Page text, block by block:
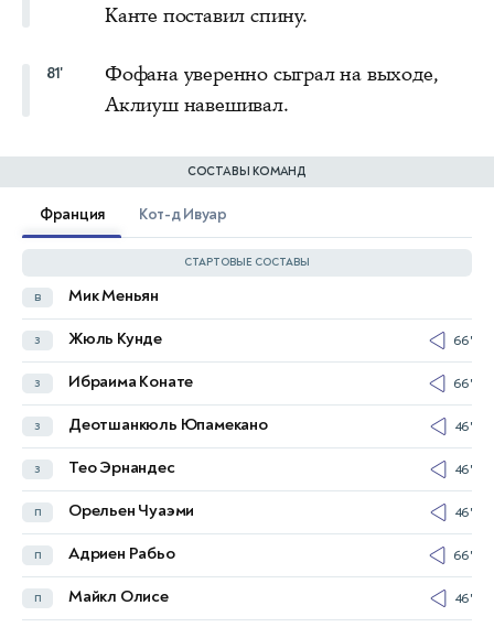
Канте поставил спину.
81'
Фофана уверенно сыграл на выходе,
Аклиуш навешивал.
СОСТАВЫ КОМАНД
Франция Кот-д Ивуар
СТАРТОВЫЕ СОСТАВЫ
в Мик Меньян
з Жюль Кунде 66'
з Ибраима Конате 66'
з Деотшанкюль Юпамекано 46'
з Тео Эрнандес 46'
п Орельен Чуаэми 46'
п Адриен Рабьо 66'
п Майкл Олисе 46'
в Яхья Фофана
з Гислейн Конан
з Эммануэль Агбаду
з Уилфрид Синго
з Гела Дуэ
п Секо Фофана
п Франк Кессье
н Саймон Адингра